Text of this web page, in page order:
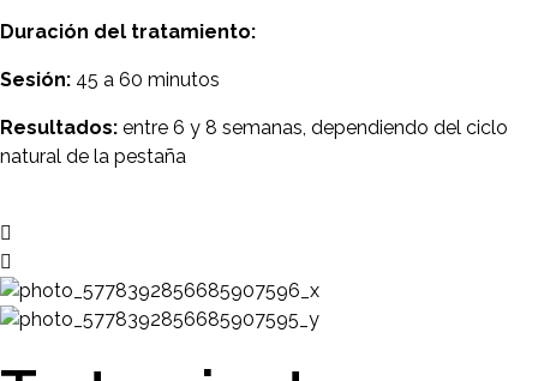
Duración del tratamiento:
Sesión: 45 a 60 minutos
Resultados: entre 6 y 8 semanas, dependiendo del ciclo
natural de la pestaña